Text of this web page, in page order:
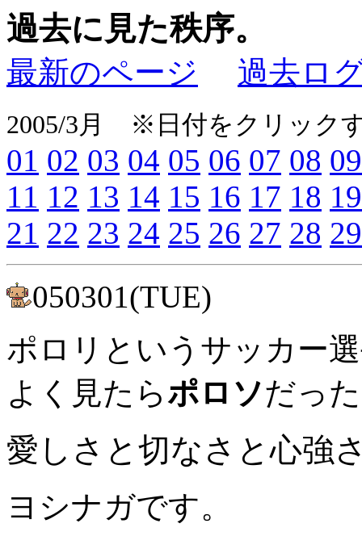
過去に見た秩序。
最新のページ 過去ロ
2005/3月 ※日付をクリック
01 02 03 04 05 06 07 08 09
11 12 13 14 15 16 17 18 19
21 22 23 24 25 26 27 28 29
050301(TUE)
ポロリというサッカー
よく見たらポロソだっ
愛しさと切なさと心強
ヨシナガです。